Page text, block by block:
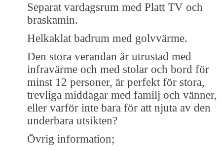
Separat vardagsrum med Platt TV och
braskamin.
Helkaklat badrum med golvvärme.
Den stora verandan är utrustad med
infravärme och med stolar och bord för
minst 12 personer, är perfekt för stora,
trevliga middagar med familj och vänner,
eller varför inte bara för att njuta av den
underbara utsikten?
Övrig information;